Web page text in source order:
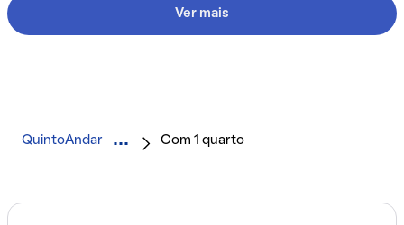
Ver mais
QuintoAndar Com 1 quarto